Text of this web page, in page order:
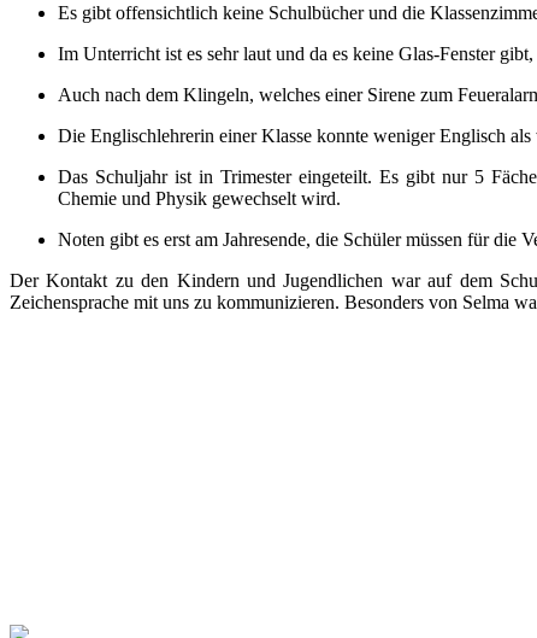
Es gibt offensichtlich keine Schulbücher und die
Im Unterricht ist es sehr laut und da es keine Glas-Fenster
Auch nach dem Klingeln, welches einer Sirene zum
Die Englischlehrerin einer Klasse konnte weniger Englisch
Das Schuljahr ist in Trimester eingeteilt. Es gibt nur 5
Chemie und Physik gewechselt wird.
Noten gibt es erst am Jahresende, die Schüler müssen für die
Der Kontakt zu den Kindern und Jugendlichen war auf dem
Zeichensprache mit uns zu kommunizieren. Besonders von Selma